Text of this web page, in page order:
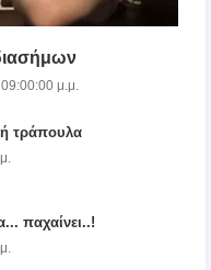
μ.μ.
τράπουλα
παχαίνει..!